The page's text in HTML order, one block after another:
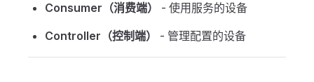
Consumer（消费端）
- 使用服务的设备
Controller（控制端）
- 管理配置的设备